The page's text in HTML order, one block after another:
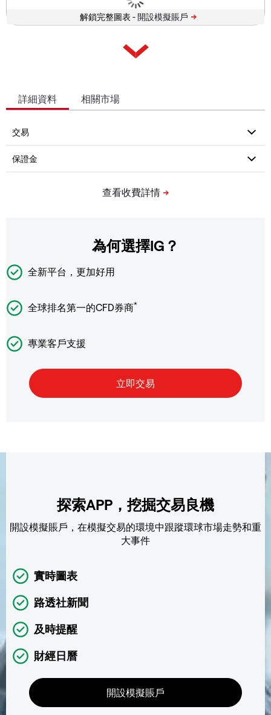
解鎖完整圖表 -
詳細資料 相關市場
為何選擇IG？
全新平台，更加好用
全球排名第一的CFD券商*
專業客戶支援
探索APP，挖掘交易良機
開設模擬賬戶，在模擬交易的環境中跟蹤環球市場走勢和重
大事件
實時圖表
路透社新聞
及時提醒
財經日曆